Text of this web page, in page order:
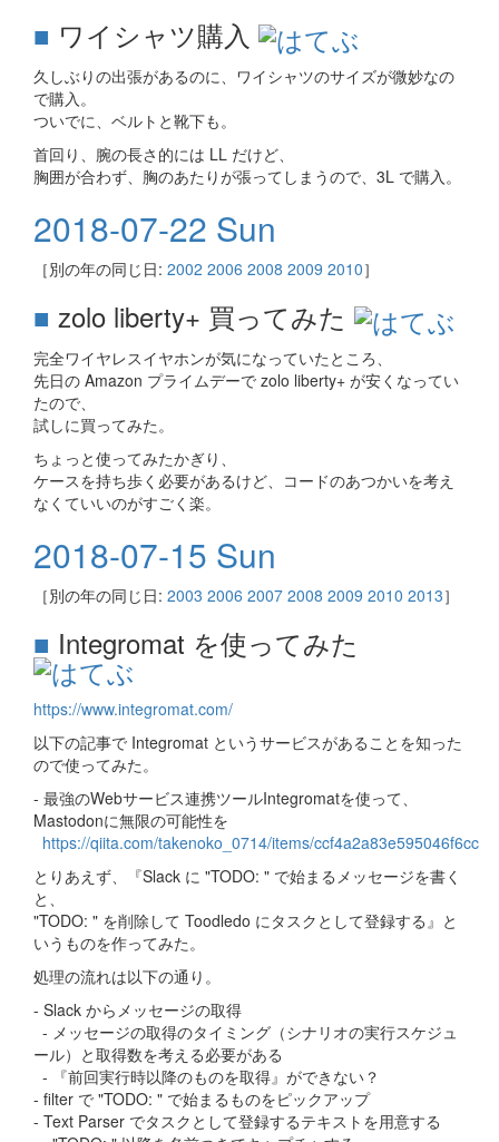
■ ワイシャツ購入
久しぶりの出張があるのに、ワイシャツのサイズが微妙なの
で購入。
ついでに、ベルトと靴下も。
首回り、腕の長さ的には LL だけど、
胸囲が合わず、胸のあたりが張ってしまうので、3L で購入。
2018-07-22 Sun
［別の年の同じ日: 2002 2006 2008 2009 2010］
■ zolo liberty+ 買ってみた
完全ワイヤレスイヤホンが気になっていたところ、
先日の Amazon プライムデーで zolo liberty+ が安くなってい
たので、
試しに買ってみた。
ちょっと使ってみたかぎり、
ケースを持ち歩く必要があるけど、コードのあつかいを考え
なくていいのがすごく楽。
2018-07-15 Sun
［別の年の同じ日: 2003 2006 2007 2008 2009 2010 2013］
■ Integromat を使ってみた
https://www.integromat.com/
以下の記事で Integromat というサービスがあることを知った
ので使ってみた。
- 最強のWebサービス連携ツールIntegromatを使って、
Mastodonに無限の可能性を
https://qiita.com/takenoko_0714/items/ccf4a2a83e595046f6cc
とりあえず、『Slack に "TODO: " で始まるメッセージを書く
と、
"TODO: " を削除して Toodledo にタスクとして登録する』と
いうものを作ってみた。
処理の流れは以下の通り。
- Slack からメッセージの取得
- メッセージの取得のタイミング（シナリオの実行スケジュ
ール）と取得数を考える必要がある
- 『前回実行時以降のものを取得』ができない？
- filter で "TODO: " で始まるものをピックアップ
- Text Parser でタスクとして登録するテキストを用意する